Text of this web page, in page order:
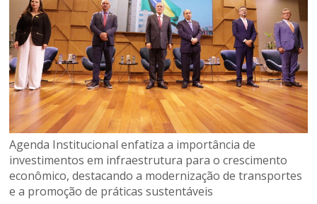
Agenda Institucional enfatiza a importância de
investimentos em infraestrutura para o crescimento
econômico, destacando a modernização de transportes
e a promoção de práticas sustentáveis